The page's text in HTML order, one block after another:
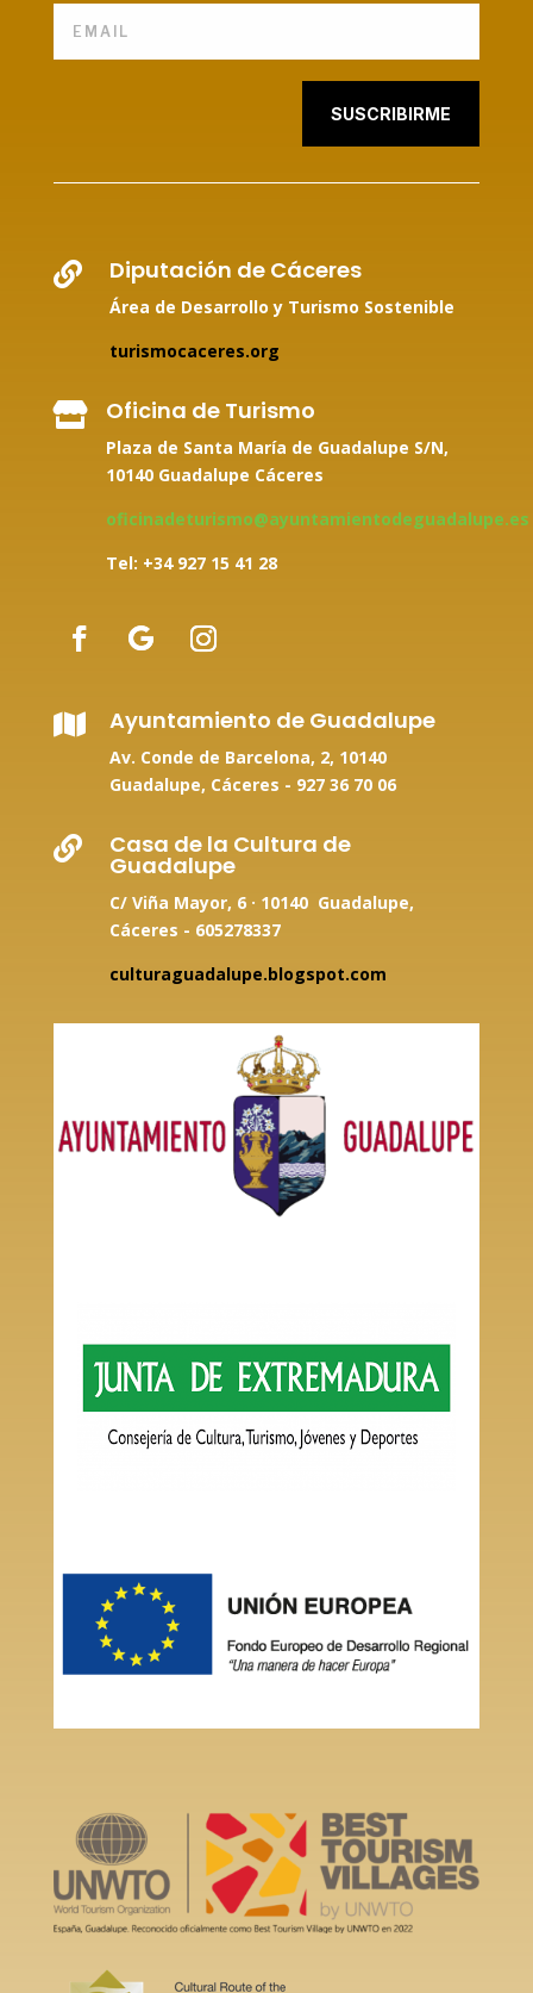
SUSCRIBIRME
 Diputación de Cáceres
Área de Desarrollo y Turismo Sostenible
turismocaceres.org
 Oficina de Turismo
Plaza de Santa María de Guadalupe S/N,
10140 Guadalupe Cáceres
oficinadeturismo@ayuntamientodeguadalupe.es
Tel: +34 927 15 41 28
 Ayuntamiento de Guadalupe
Av. Conde de Barcelona, 2, 10140
Guadalupe, Cáceres - 927 36 70 06
 Casa de la Cultura de
Guadalupe
C/ Viña Mayor, 6 · 10140 Guadalupe,
Cáceres - 605278337
culturaguadalupe.blogspot.com